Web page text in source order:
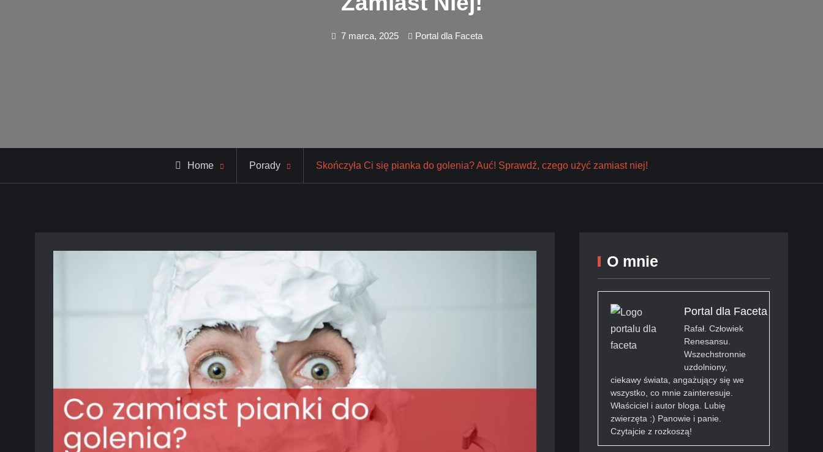
7 marca, 2025 Portal dla Faceta
Home Porady Skończyła Ci się pianka do golenia? Auć! Sprawdź, czego użyć zamiast niej!
O mnie
Portal dla Faceta
Rafał. Człowiek
Renesansu.
Wszechstronnie
uzdolniony,
ciekawy świata, angażujący się we
wszystko, co mnie zainteresuje.
Właściciel i autor bloga. Lubię
zwierzęta :) Panowie i panie.
Czytajcie z rozkoszą!